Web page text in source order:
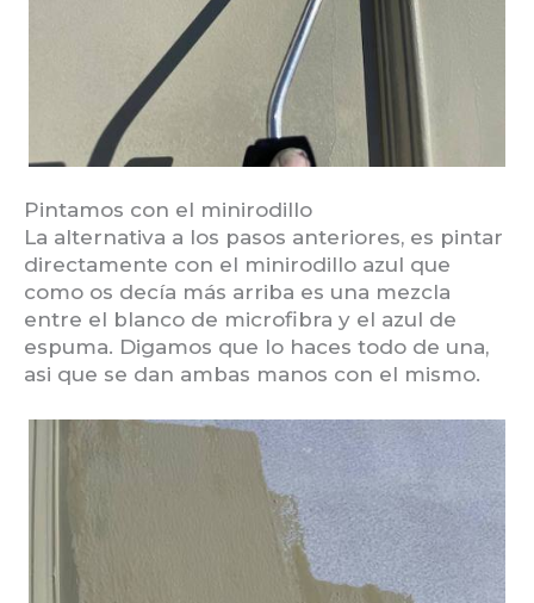
Pintamos con el minirodillo
La alternativa a los pasos anteriores, es pintar
directamente con el minirodillo azul que
como os decía más arriba es una mezcla
entre el blanco de microfibra y el azul de
espuma. Digamos que lo haces todo de una,
asi que se dan ambas manos con el mismo.